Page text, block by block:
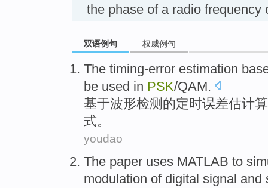
the phase of a radio frequency
双语例句 权威例句
The timing-error estimation
be used in PSK/QAM.
基于波形检测 的定时误差估计
式。
youdao
The paper uses MATLAB to
modulation of digital signal and